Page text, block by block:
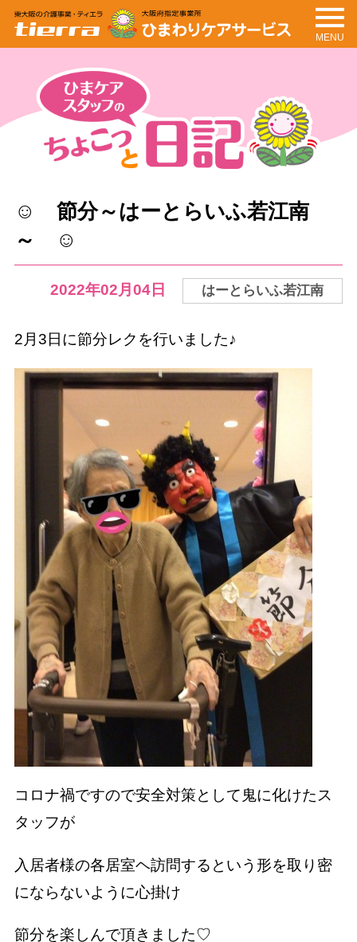
tierra
ひまわりケアサービ
ス
MENU
☺ 節分～はーとらいふ若江南
～ ☺
2022年02月04日 はーとらいふ若江南
2月3日に節分レクを行いました♪
コロナ禍ですので安全対策として鬼に化けたス
タッフが
入居者様の各居室ヘ訪問するという形を取り密
にならないように心掛け
節分を楽しんで頂きました♡